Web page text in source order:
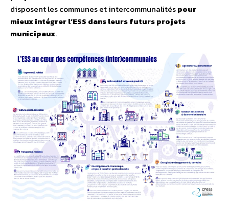
disposent les communes et intercommunalitéspour
mieux intégrer l’ESS dans leurs futurs projets
municipaux.